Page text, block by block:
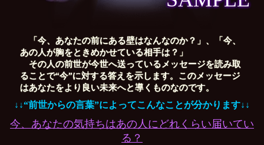
「今、あなたの前にある壁はなんなのか？」、「今、
あの人が胸をときめかせている相手は？」
その人の前世が今世へ送っているメッセージを読み取
ることで“今”に対する答えを示します。このメッセージ
はあなたをより良い未来へと導くものなのです。
↓↓“前世からの言葉”によってこんなことが分かります↓↓
今、あなたの気持ちはあの人にどれくらい届いてい
る？